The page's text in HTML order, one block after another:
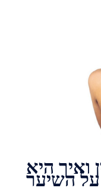
ואיך היא
השיער